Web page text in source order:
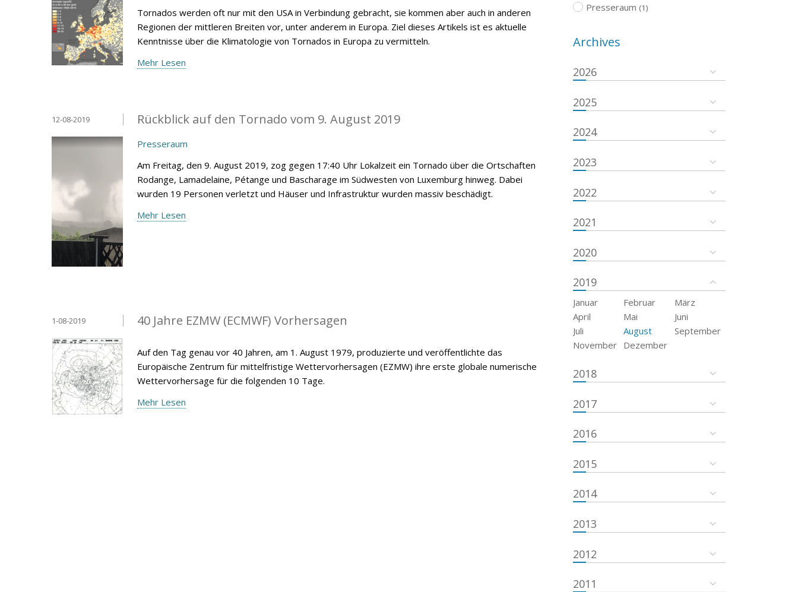
Tornados werden oft nur mit den USA in Verbindung gebracht, sie kommen aber auch in anderen
Regionen der mittleren Breiten vor, unter anderem in Europa. Ziel dieses Artikels ist es aktuelle
Kenntnisse über die Klimatologie von Tornados in Europa zu vermitteln.
Mehr Lesen
Rückblick auf den Tornado vom 9. August 2019
12-08-2019
Presseraum
Am Freitag, den 9. August 2019, zog gegen 17:40 Uhr Lokalzeit ein Tornado über die Ortschaften
Rodange, Lamadelaine, Pétange und Bascharage im Südwesten von Luxemburg hinweg. Dabei
wurden 19 Personen verletzt und Häuser und Infrastruktur wurden massiv beschädigt.
Mehr Lesen
40 Jahre EZMW (ECMWF) Vorhersagen
1-08-2019
Auf den Tag genau vor 40 Jahren, am 1. August 1979, produzierte und veröffentlichte das
Europäische Zentrum für mittelfristige Wettervorhersagen (EZMW) ihre erste globale numerische
Wettervorhersage für die folgenden 10 Tage.
Mehr Lesen
Presseraum (1)
Archives
2026
2025
2024
2023
2022
2021
2020
2019
Januar Februar
März
April
Mai
Juni
Juli
August
September
November
Dezember
2018
2017
2016
2015
2014
2013
2012
2011